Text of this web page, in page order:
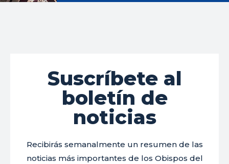
Suscríbete al
boletín de
noticias
Recibirás semanalmente un resumen de las
noticias más importantes de los Obispos del